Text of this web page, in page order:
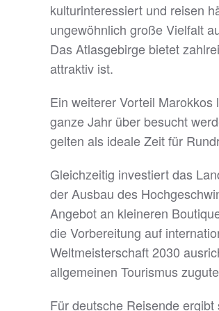
kulturinteressiert und reisen
ungewöhnlich große Vielfalt
Das Atlasgebirge bietet
attraktiv ist.
Ein weiterer Vorteil
ganze Jahr über besucht
gelten als ideale Zeit für
Gleichzeitig investiert das
der Ausbau des
Angebot an kleineren
die Vorbereitung auf
Weltmeisterschaft 2030
allgemeinen Tourismus
Für deutsche Reisende